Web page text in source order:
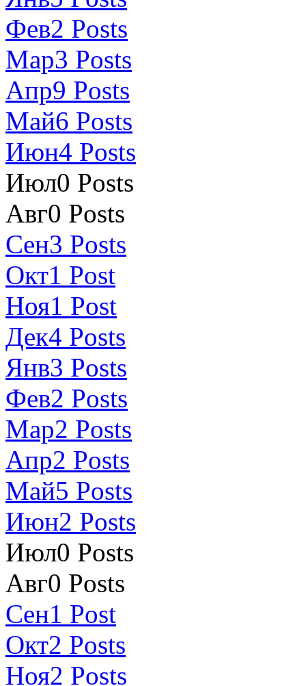
Фев2 Posts
Мар3 Posts
Апр9 Posts
Май6 Posts
Июн4 Posts
Июл0 Posts
Авг0 Posts
Сен3 Posts
Окт1 Post
Ноя1 Post
Дек4 Posts
Янв3 Posts
Фев2 Posts
Мар2 Posts
Апр2 Posts
Май5 Posts
Июн2 Posts
Июл0 Posts
Авг0 Posts
Сен1 Post
Окт2 Posts
Ноя2 Posts